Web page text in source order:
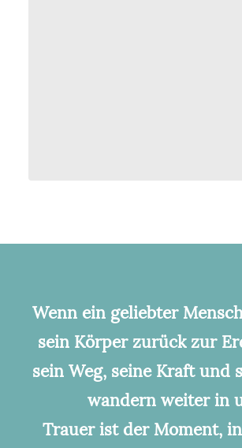
Wenn ein geliebter
sein Körper zurück zur
sein Weg, seine Kraft und
wandern weiter in
Trauer ist der Moment,